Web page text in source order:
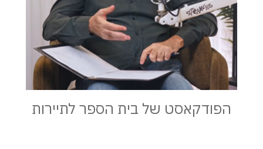
הפודקאסט של בית הספר לתיירות